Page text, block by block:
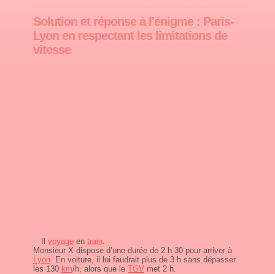
Solution et réponse à l'énigme : Paris-
Lyon en respectant les limitations de
vitesse
Il voyage en train
Monsieur X dispose d’une durée de 2 h 30 pour arriver à
Lyon . En voiture, il lui faudrait plus de 3 h sans dépasser
les 130 km/h, alors que le TGV met 2 h.